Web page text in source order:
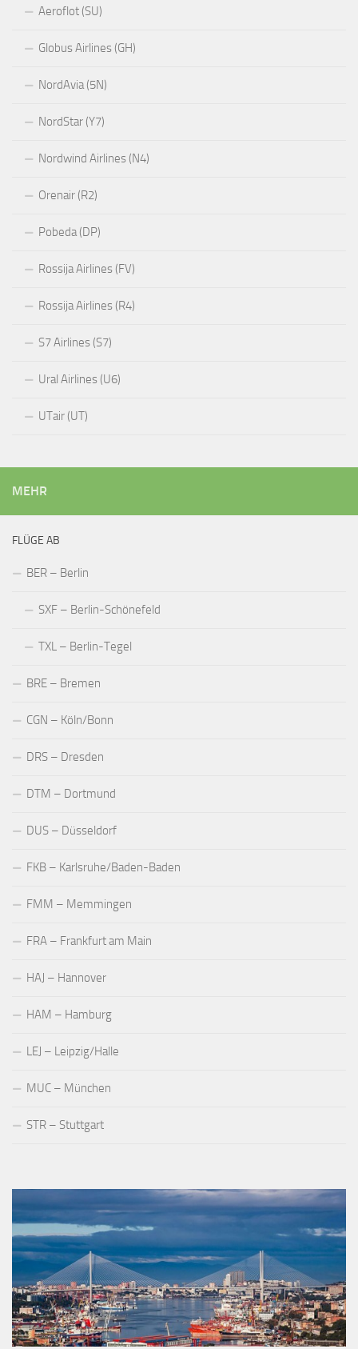
Aeroflot (SU)
Globus Airlines (GH)
NordAvia (5N)
NordStar (Y7)
Nordwind Airlines (N4)
Orenair (R2)
Pobeda (DP)
Rossija Airlines (FV)
Rossija Airlines (R4)
S7 Airlines (S7)
Ural Airlines (U6)
UTair (UT)
MEHR
FLÜGE AB
BER – Berlin
SXF – Berlin-Schönefeld
TXL – Berlin-Tegel
BRE – Bremen
CGN – Köln/Bonn
DRS – Dresden
DTM – Dortmund
DUS – Düsseldorf
FKB – Karlsruhe/Baden-Baden
FMM – Memmingen
FRA – Frankfurt am Main
HAJ – Hannover
HAM – Hamburg
LEJ – Leipzig/Halle
MUC – München
STR – Stuttgart